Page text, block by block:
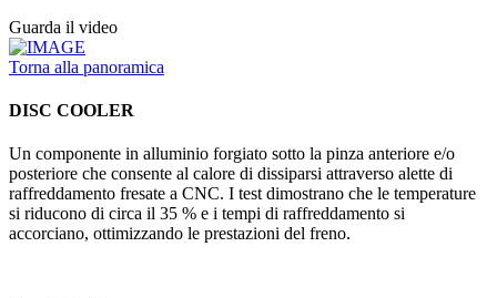
Guarda il video
Torna alla panoramica
DISC COOLER
Un componente in alluminio forgiato sotto la pinza anteriore e/o
posteriore che consente al calore di dissiparsi attraverso alette di
raffreddamento fresate a CNC. I test dimostrano che le temperature
si riducono di circa il 35 % e i tempi di raffreddamento si
accorciano, ottimizzando le prestazioni del freno.